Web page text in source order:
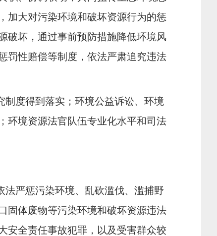
加大对污染环境和破坏资源行为的惩
破坏，通过事前预防措施降低环境风
罚性赔偿等制度，依法严肃追究违法
制度得到落实；环境公益诉讼、环境
环境资源法官队伍专业化水平和司法
严惩污染环境、乱砍滥伐、滥捕野
固体废物等污染环境和破坏资源违法
安全责任事故犯罪，以及受害群众较